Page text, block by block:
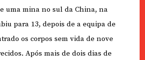
uma mina no sul da China, na
para 13, depois de a equipa de
os corpos sem vida de nove
Após mais de dois dias de